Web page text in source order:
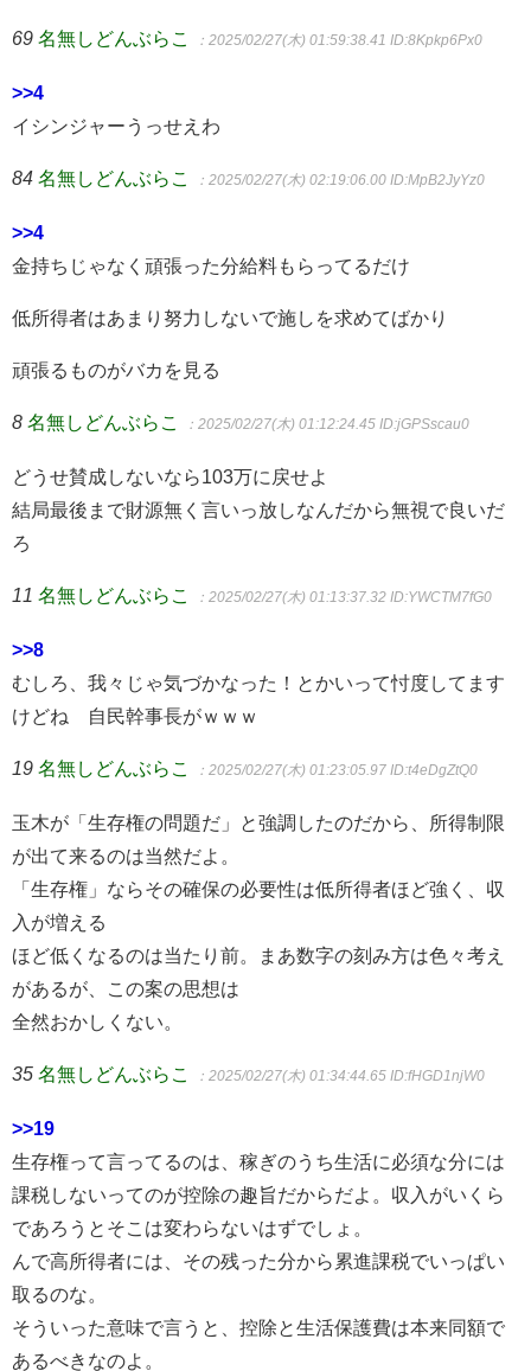
69 名無しどんぶらこ ：2025/02/27(木) 01:59:38.41 ID:8Kpkp6Px0
>>4
イシンジャーうっせえわ
84 名無しどんぶらこ ：2025/02/27(木) 02:19:06.00 ID:MpB2JyYz0
>>4
金持ちじゃなく頑張った分給料もらってるだけ
低所得者はあまり努力しないで施しを求めてばかり
頑張るものがバカを見る
8 名無しどんぶらこ ：2025/02/27(木) 01:12:24.45 ID:jGPSscau0
どうせ賛成しないなら103万に戻せよ
結局最後まで財源無く言いっ放しなんだから無視で良いだ
ろ
11 名無しどんぶらこ ：2025/02/27(木) 01:13:37.32 ID:YWCTM7fG0
>>8
むしろ、我々じゃ気づかなった！とかいって忖度してます
けどね 自民幹事長がｗｗｗ
19 名無しどんぶらこ ：2025/02/27(木) 01:23:05.97 ID:t4eDgZtQ0
玉木が「生存権の問題だ」と強調したのだから、所得制限
が出て来るのは当然だよ。
「生存権」ならその確保の必要性は低所得者ほど強く、収
入が増える
ほど低くなるのは当たり前。まあ数字の刻み方は色々考え
があるが、この案の思想は
全然おかしくない。
35 名無しどんぶらこ ：2025/02/27(木) 01:34:44.65 ID:fHGD1njW0
>>19
生存権って言ってるのは、稼ぎのうち生活に必須な分には
課税しないってのが控除の趣旨だからだよ。収入がいくら
であろうとそこは変わらないはずでしょ。
んで高所得者には、その残った分から累進課税でいっぱい
取るのな。
そういった意味で言うと、控除と生活保護費は本来同額で
あるべきなのよ。